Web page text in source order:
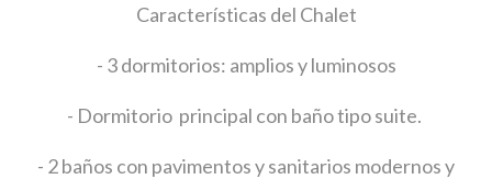
Características del Chalet
- 3 dormitorios: amplios y luminosos
- Dormitorio principal con baño tipo suite.
- 2 baños con pavimentos y sanitarios modernos y